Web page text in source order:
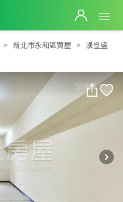
漢皇盛世★１＋１有車位
新北市永和區買屋
漢皇盛